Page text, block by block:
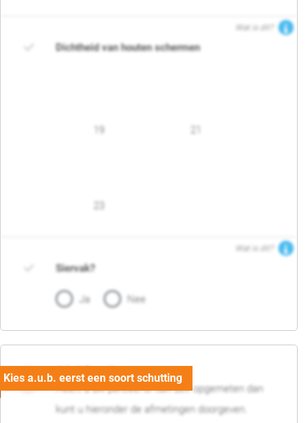
Wat is dit?
Dichtheid van houten schermen
19
Wat is dit?
Siervak?
Ja Nee
04. Afmetingen
Heeft u uw perceel of tuin zelf opgemeten dan
kunt u hieronder de afmetingen doorgeven.